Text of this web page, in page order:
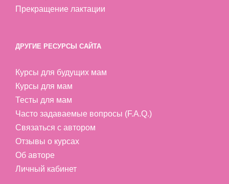
Прекращение лактации
ДРУГИЕ РЕСУРСЫ САЙТА
Курсы для будущих мам
Курсы для мам
Тесты для мам
Часто задаваемые вопросы (F.A.Q.)
Связаться с автором
Отзывы о курсах
Об авторе
Личный кабинет